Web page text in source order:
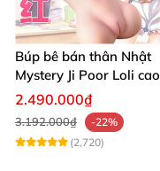
Búp bê bán thân Nhật
Mystery Ji Poor Loli
6kg
2.490.000₫
3.192.000₫
-22%
(2,720)